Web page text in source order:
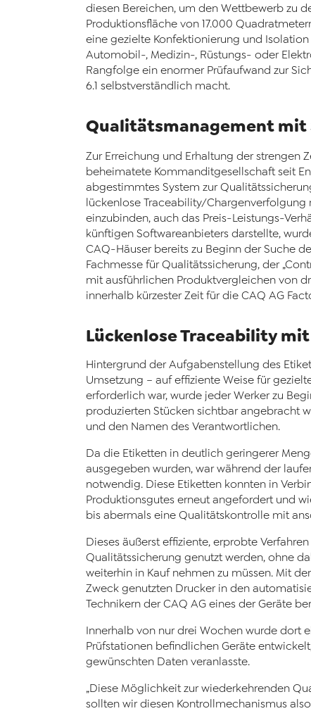
diesen Bereichen, um den Wettbewerb zu
Produktionsfläche von 17.000
eine gezielte Konfektionierung und
Automobil-, Medizin-, Rüstungs- oder
Rangfolge ein enormer Prüfaufwand zur
6.1 selbstverständlich macht.
Qualitätsmanagement mit
Zur Erreichung und Erhaltung der strengen
beheimatete Kommanditgesellschaft seit
abgestimmtes System zur
lückenlose Traceability/
einzubinden, auch das Preis-Leistungs-
künftigen Softwareanbieters darstellte,
CAQ-Häuser bereits zu Beginn der Suche
Fachmesse für Qualitätssicherung, der
mit ausführlichen Produktvergleichen von
innerhalb kürzester Zeit für die CAQ AG
Lückenlose Traceability
Hintergrund der Aufgabenstellung des
Umsetzung – auf effiziente Weise für
erforderlich war, wurde jeder Werker zu
produzierten Stücken sichtbar angebracht
und den Namen des Verantwortlichen.
Da die Etiketten in deutlich geringerer
ausgegeben wurden, war während der
notwendig. Diese Etiketten konnten in
Produktionsgutes erneut angefordert und
bis abermals eine Qualitätskontrolle mit
Dieses äußerst effiziente, erprobte
Qualitätssicherung genutzt werden, ohne
weiterhin in Kauf nehmen zu müssen. Mit
Zweck genutzten Drucker in den
Technikern der CAQ AG eines der Geräte
Innerhalb von nur drei Wochen wurde dort
Prüfstationen befindlichen Geräte
gewünschten Daten veranlasste.
„Diese Möglichkeit zur wiederkehrenden
sollten wir diesen Kontrollmechanismus